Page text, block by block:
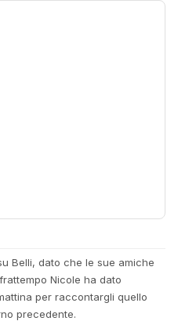
Belli, dato che le sue amiche
Nicole ha dato
per raccontargli quello
precedente.